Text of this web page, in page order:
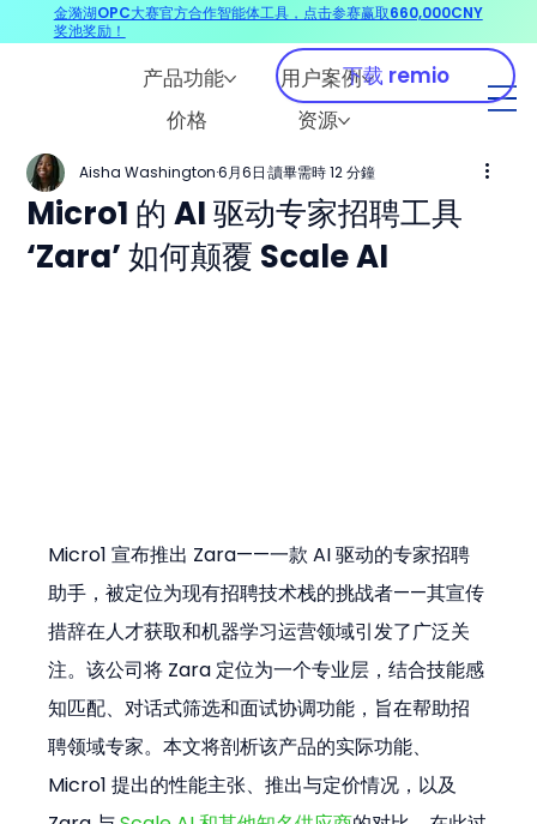
产品功能
用户案例
价格
资源
下载 remio
Micro1 的 AI 驱动专家招聘工具
‘Zara’ 如何颠覆 Scale AI
Aisha Washington 6月6日 讀畢需時 12 分鐘
Micro1 宣布推出 Zara——一款 AI 驱动的专家招聘
助手，被定位为现有招聘技术栈的挑战者——其宣传
措辞在人才获取和机器学习运营领域引发了广泛关
注。该公司将 Zara 定位为一个专业层，结合技能感
知匹配、对话式筛选和面试协调功能，旨在帮助招
聘领域专家。本文将剖析该产品的实际功能、
Micro1 提出的性能主张、推出与定价情况，以及
金漪湖OPC大赛官方合作智能体工具，点击参赛赢取660,000CNY
奖池奖励！